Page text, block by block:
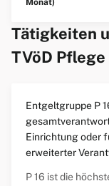
Monat)
Tätigkeiten
TVöD Pflege
Entgeltgruppe P
Einrichtung oder
erweiterter
P 16 ist die